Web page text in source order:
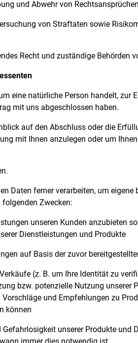
und Abwehr von Rechtsansprüchen
von Straftaten sowie
Recht und zuständige Behörden
eine natürliche Person handelt, zur
mit uns abgeschlossen haben.
auf den Abschluss oder die
mit Ihnen anzulegen oder um
Daten ferner verarbeiten, um eigene
Zwecken:
unseren Kunden anzubieten
Dienstleistungen und Produkte
auf Basis der zuvor
(z. B. um Ihre Identität zu
bzw. potenzielle Nutzung unserer
und Empfehlungen zu
können
unserer Produkte und